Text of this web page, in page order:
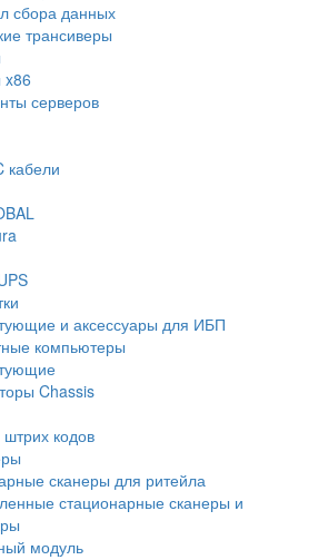
сбора данных
трансиверы
серверов
кабели
и аксессуары для ИБП
компьютеры
Chassis
кодов
сканеры для ритейла
стационарные сканеры и
модуль